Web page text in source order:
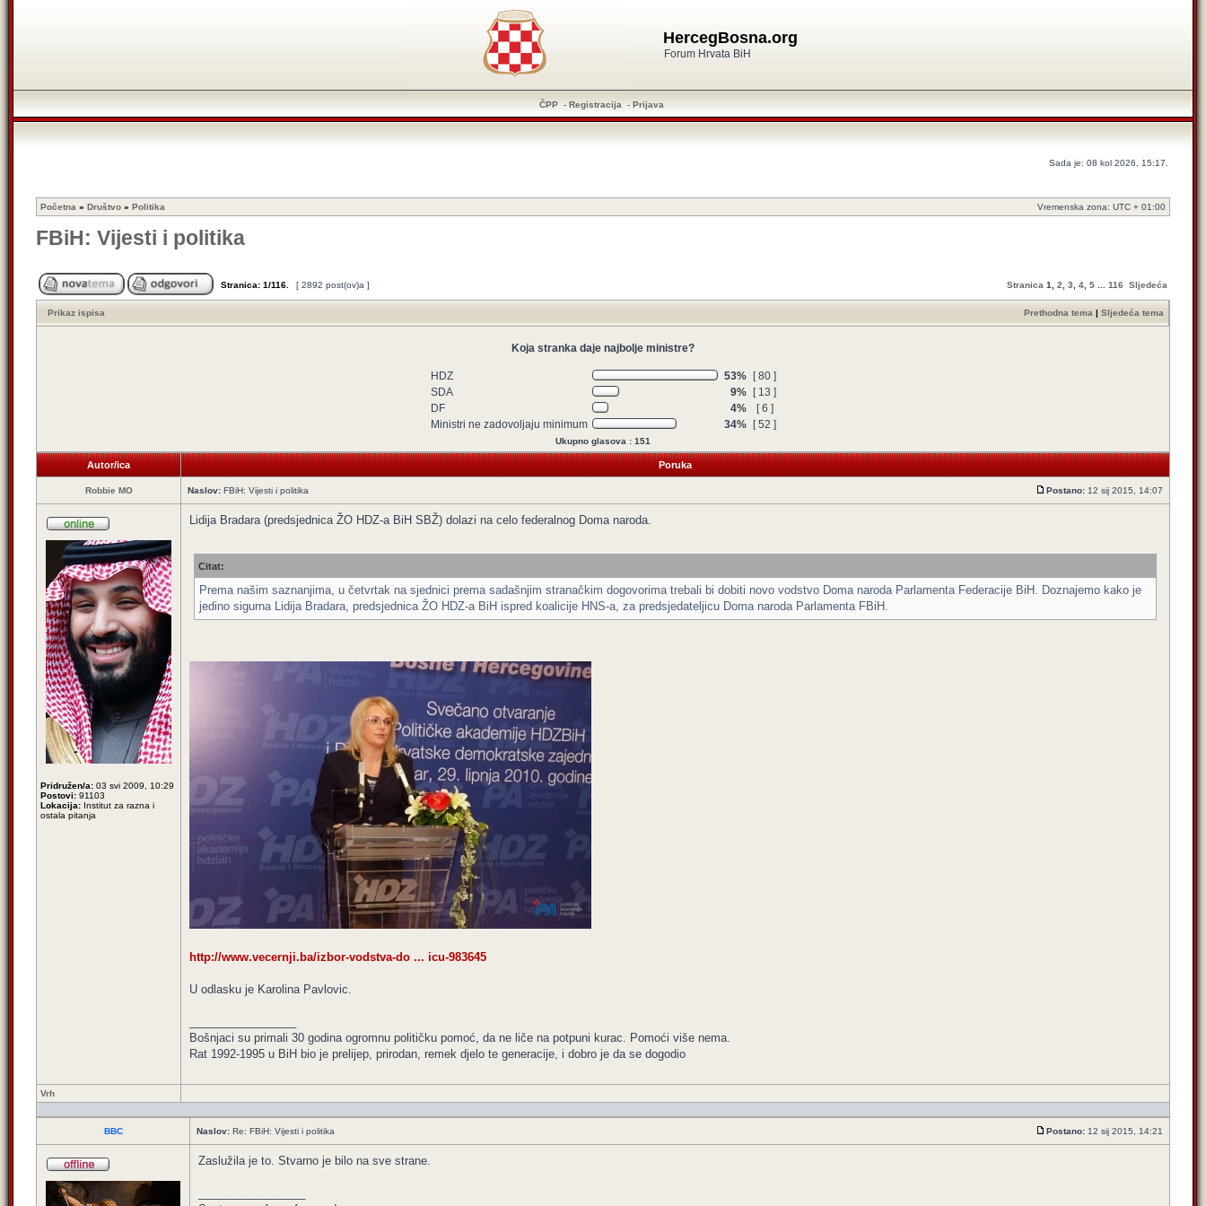
HercegBosna.org
Forum Hrvata BiH
ČPP - Registracija - Prijava
Sada je: 08 kol 2026, 15:17.
Početna » Društvo » Politika Vremenska zona: UTC + 01:00
FBiH: Vijesti i politika
Stranica: 1/116 [ 2892 post(ov)a ] Stranica 1 2 3 4 5 116 Sljedeća
Prikaz ispisa Prethodna tema | Sljedeća tema
Koja stranka daje najbolje ministre?
HDZ 53%
[ 80 ]
SDA
9%
[ 13 ]
DF
4%
[ 6 ]
Ministri ne zadovoljaju minimum
34% [ 52 ]
Ukupno glasova : 151
Autor/ica Poruka
Robbie MO Naslov: FBiH: Vijesti i politika Postano: 12 sij 2015, 14:07
Pridružen/a: 03 svi 2009, 10:29
Postovi: 91103
Lokacija: Institut za razna i
ostala pitanja
Lidija Bradara (predsjednica ŽO HDZ-a BiH SBŽ) dolazi na celo federalnog Doma naroda.
Citat:
Prema našim saznanjima, u četvrtak na sjednici prema sadašnjim stranačkim dogovorima trebali bi dobiti novo vodstvo Doma naroda Parlamenta Federacije BiH. Doznajemo kako je
jedino sigurna Lidija Bradara, predsjednica ŽO HDZ-a BiH ispred koalicije HNS-a, za predsjedateljicu Doma naroda Parlamenta FBiH.
http://www.vecernji.ba/izbor-vodstva-do ... icu-983645
U odlasku je Karolina Pavlovic.
Bošnjaci su primali 30 godina ogromnu političku pomoć, da ne liče na potpuni kurac. Pomoći više nema.
Rat 1992-1995 u BiH bio je prelijep, prirodan, remek djelo te generacije, i dobro je da se dogodio
Vrh
BBC Naslov: Re: FBiH: Vijesti i politika Postano: 12 sij 2015, 14:21
Zaslužila je to. Stvarno je bilo na sve strane.